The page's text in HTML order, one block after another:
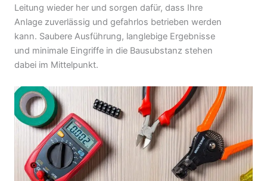
Leitung wieder her und sorgen dafür, dass Ihre
Anlage zuverlässig und gefahrlos betrieben werden
kann. Saubere Ausführung, langlebige Ergebnisse
und minimale Eingriffe in die Bausubstanz stehen
dabei im Mittelpunkt.